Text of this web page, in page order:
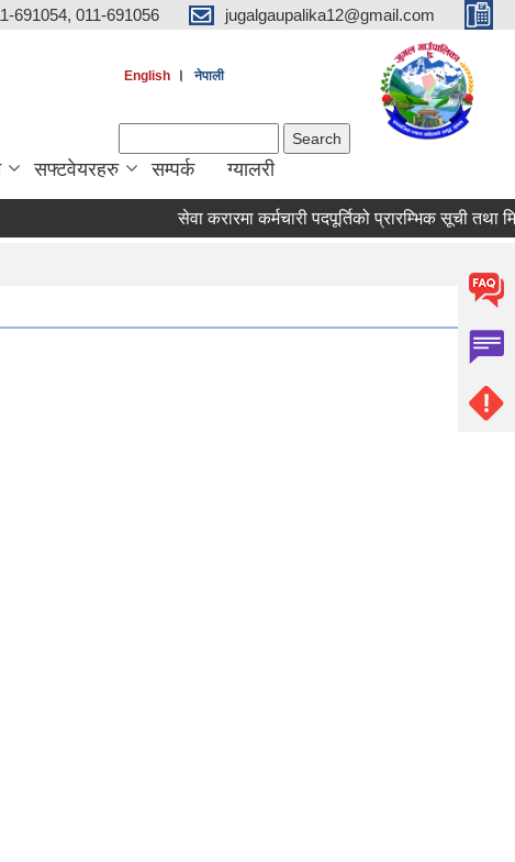
691054, 011-691056 jugalgaupalika12@gmail.com
English । नेपाली
सफ्टवेयरहरु सम्पर्क ग्यालरी
सेवा करारमा कर्मचारी पदपूर्तिको प्रारम्भिक सूची तथा